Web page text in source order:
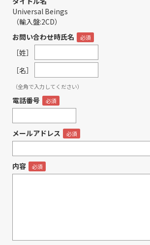
Universal Beings
（輸入盤:2CD）
お問い合わせ時氏名
［姓］
［名］
（全角で入力してください）
電話番号
メールアドレス
内容